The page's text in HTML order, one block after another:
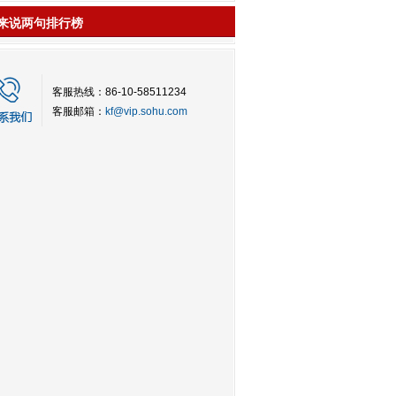
说两句排行榜
客服热线：86-10-58511234
客服邮箱： kf@vip.sohu.com